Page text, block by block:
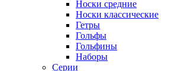
Носки средние
Носки классические
Гетры
Гольфы
Гольфины
Наборы
Серии